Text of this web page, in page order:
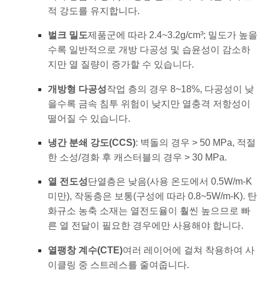
적 강도를 유지합니다.
벌크 밀도제품군에 따라 2.4~3.2g/cm³; 밀도가 높을
수록 일반적으로 개방 다공성 및 습윤성이 감소하
지만 열 질량이 증가할 수 있습니다.
개방형 다공성작업 층의 경우 8~18%, 다공성이 낮
을수록 금속 침투 위험이 낮지만 열충격 저항성이
떨어질 수 있습니다.
냉간 분쇄 강도(CCS): 벽돌의 경우 > 50 MPa, 적절
한 소성/경화 후 캐스터블의 경우 > 30 MPa.
열 전도성단열층은 낮음(사용 온도에서 0.5W/m-K
미만), 작동층은 보통(구성에 따라 0.8~5W/m-K). 탄
화규소 농축 소재는 열전도율이 훨씬 높으므로 빠
른 열 전달이 필요한 경우에만 사용해야 합니다.
열팽창 계수(CTE)여러 레이어에 걸쳐 착용하여 사
이클링 중 스트레스를 줄여줍니다.